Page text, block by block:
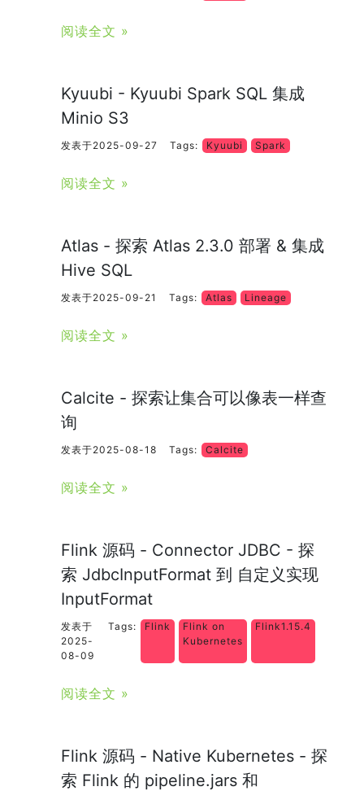
阅读全文 »
Kyuubi - Kyuubi Spark SQL 集成
Minio S3
发表于2025-09-27 Tags: Kyuubi Spark
阅读全文 »
Atlas - 探索 Atlas 2.3.0 部署 & 集成
Hive SQL
发表于2025-09-21 Tags: Atlas Lineage
阅读全文 »
Calcite - 探索让集合可以像表一样查
询
发表于2025-08-18 Tags: Calcite
阅读全文 »
Flink 源码 - Connector JDBC - 探
索 JdbcInputFormat 到 自定义实现
InputFormat
发表于
2025-
08-09
Tags: Flink
Flink on
Kubernetes
Flink1.15.4
阅读全文 »
Flink 源码 - Native Kubernetes - 探
索 Flink 的 pipeline.jars 和